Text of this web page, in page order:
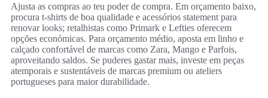
Ajusta as compras ao teu poder de compra. Em orçamento baixo,
procura t-shirts de boa qualidade e acessórios statement para
renovar looks; retalhistas como Primark e Lefties oferecem
opções económicas. Para orçamento médio, aposta em linho e
calçado confortável de marcas como Zara, Mango e Parfois,
aproveitando saldos. Se puderes gastar mais, investe em peças
atemporais e sustentáveis de marcas premium ou ateliers
portugueses para maior durabilidade.